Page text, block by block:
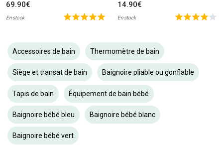
69.90€
En stock
14.90€
En stock
Accessoires de bain Thermomètre de bain
Siège et transat de bain Baignoire pliable ou gonflable
Tapis de bain Équipement de bain bébé
Baignoire bébé bleu Baignoire bébé blanc
Baignoire bébé vert